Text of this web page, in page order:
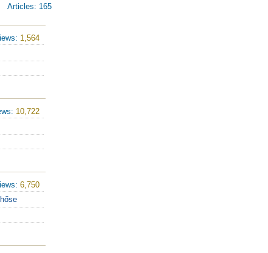
Articles: 165
1,564
10,722
6,750